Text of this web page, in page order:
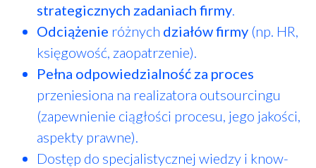
strategicznych zadaniach firmy.
Odciążenie różnych działów firmy (np. HR,
księgowość, zaopatrzenie).
Pełna odpowiedzialność za proces
przeniesiona na realizatora outsourcingu
(zapewnienie ciągłości procesu, jego jakości,
aspekty prawne).
Dostęp do specjalistycznej wiedzy i know-